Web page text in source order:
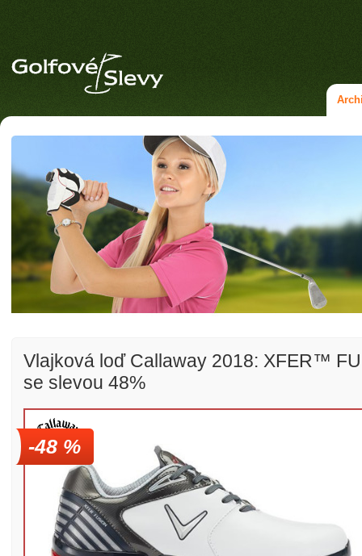
Golfové slevy – Slevy na green
Vlajková loď Callaway 2018: XFER™
se slevou 48%
-48 %